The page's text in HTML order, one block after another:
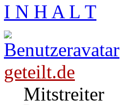
I N H A L T
geteilt.de
Mitstreiter